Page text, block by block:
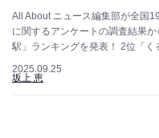
All About ニュース編集部が全国
に関するアンケートの調査結果
駅」ランキングを発表！ 2位「く
2025.09.25
坂上 恵